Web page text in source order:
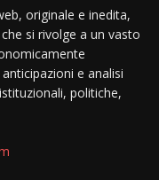
originale e inedita,
si rivolge a un vasto
e analisi
politiche,